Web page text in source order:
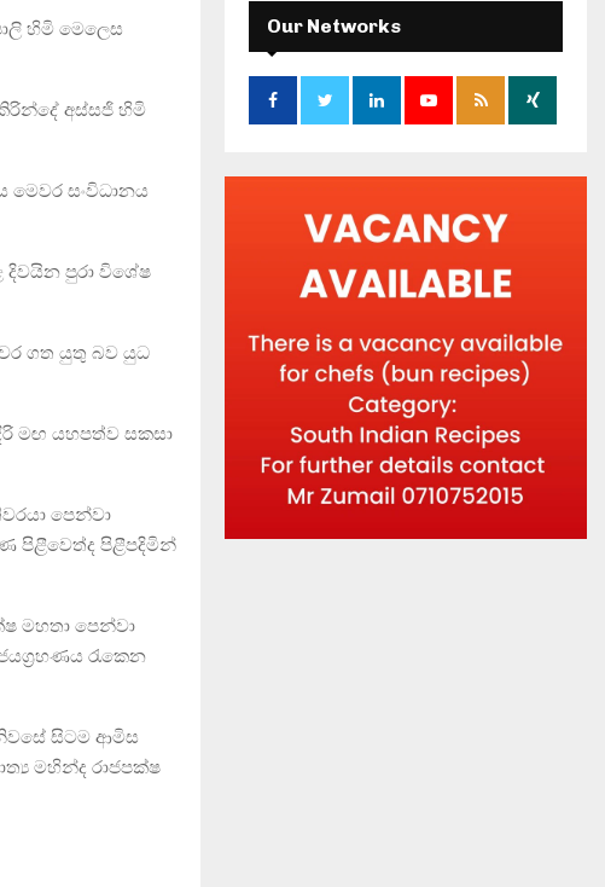
හිමි මෙලෙස
අස්සජි හිමි
සංවිධානය
පුරා විශේෂ
ගත යුතු බව යුධ
මඟ යහපත්ව සකසා
පෙන්වා
පිළීවෙත්ද පිළීපදිමින්
මහතා පෙන්වා
රැකෙන
සිටම ආමිස
මහින්ද රාජපක්ෂ
Our Networks